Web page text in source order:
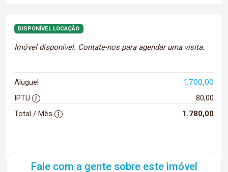
DISPONÍVEL LOCAÇÃO
Imóvel disponível. Contate-nos para agendar uma visita.
Aluguel 1.700,00
IPTU
80,00
Total / Mês
1.780,00
Fale com a gente sobre este imóvel